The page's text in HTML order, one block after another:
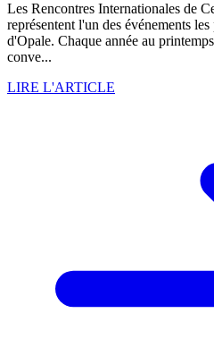
Les Rencontres Internationales de
représentent l'un des événements
d'Opale. Chaque année au
conve...
LIRE L'ARTICLE